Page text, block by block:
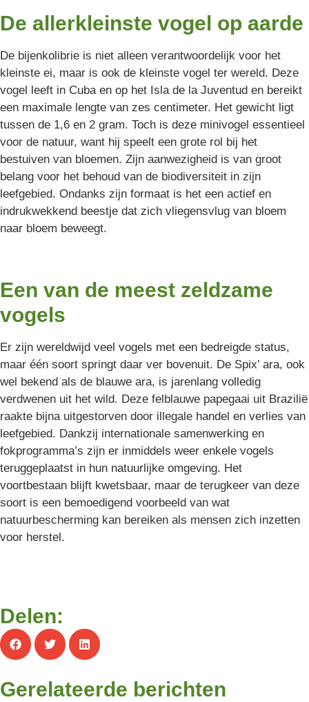
De allerkleinste vogel op aarde
De bijenkolibrie is niet alleen verantwoordelijk voor het
kleinste ei, maar is ook de kleinste vogel ter wereld. Deze
vogel leeft in Cuba en op het Isla de la Juventud en bereikt
een maximale lengte van zes centimeter. Het gewicht ligt
tussen de 1,6 en 2 gram. Toch is deze minivogel essentieel
voor de natuur, want hij speelt een grote rol bij het
bestuiven van bloemen. Zijn aanwezigheid is van groot
belang voor het behoud van de biodiversiteit in zijn
leefgebied. Ondanks zijn formaat is het een actief en
indrukwekkend beestje dat zich vliegensvlug van bloem
naar bloem beweegt.
Een van de meest zeldzame
vogels
Er zijn wereldwijd veel vogels met een bedreigde status,
maar één soort springt daar ver bovenuit. De Spix’ ara, ook
wel bekend als de blauwe ara, is jarenlang volledig
verdwenen uit het wild. Deze felblauwe papegaai uit Brazilië
raakte bijna uitgestorven door illegale handel en verlies van
leefgebied. Dankzij internationale samenwerking en
fokprogramma’s zijn er inmiddels weer enkele vogels
teruggeplaatst in hun natuurlijke omgeving. Het
voortbestaan blijft kwetsbaar, maar de terugkeer van deze
soort is een bemoedigend voorbeeld van wat
natuurbescherming kan bereiken als mensen zich inzetten
voor herstel.
Delen:
Gerelateerde berichten